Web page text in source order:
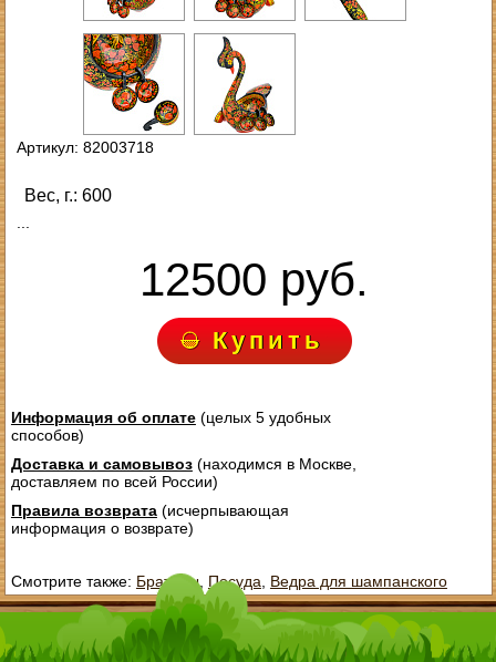
Артикул: 82003718
Вес, г.: 600
12500 руб.
Купить
Информация об оплате(целых 5 удобных
способов)
Доставка и самовывоз(находимся в Москве,
доставляем по всей России)
Правила возврата(исчерпывающая
информация о возврате)
Смотрите также: Братины, Посуда Ведра для шампанского